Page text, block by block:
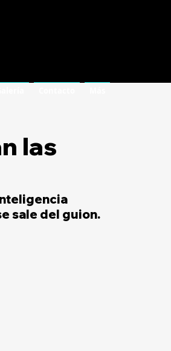
las
sale del guion.